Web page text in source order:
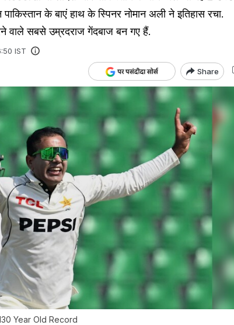
के बाएं हाथ के स्पिनर नोमान अली ने इतिहास रचा.
वाले सबसे उम्रदराज गेंदबाज बन गए हैं.
IST
Share
Year Old Record